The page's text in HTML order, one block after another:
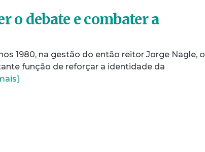
o debate e combater a
1980, na gestão do então reitor Jorge Nagle, o
função de reforçar a identidade da